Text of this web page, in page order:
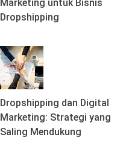
Marketing untuk Bisnis
Dropshipping
Dropshipping dan Digital
Marketing: Strategi yang
Saling Mendukung